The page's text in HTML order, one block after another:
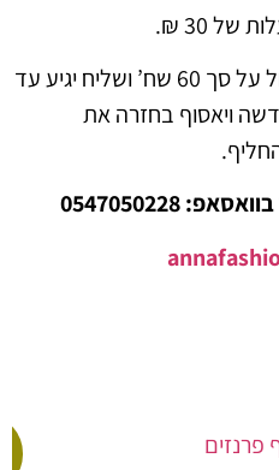
עלות המשלוח הכפול על סך 60 שח’ ושליח יגיע עד
בחזרה את